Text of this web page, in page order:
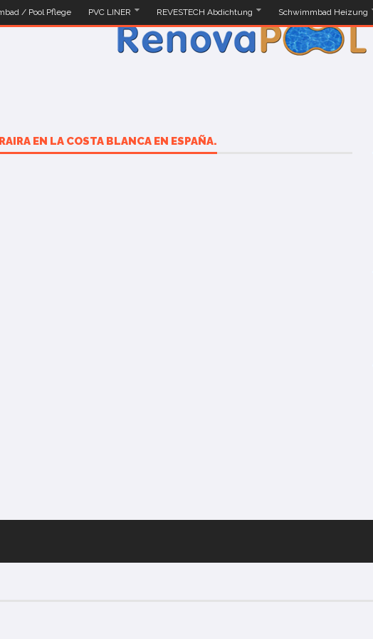
/ Pool Pflege PVC LINER REVESTECH Abdichtung Schwimmbad Heizung
EN LA COSTA BLANCA EN ESPAÑA.